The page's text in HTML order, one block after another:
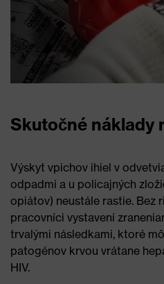
Skutočné náklady
Výskyt vpichov ihiel v
odpadmi a u policajných
opiátov) neustále rastie. Bez
pracovníci vystavení
trvalými následkami, ktoré
patogénov krvou vrátane
HIV.